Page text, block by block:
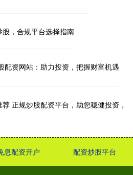
，合规平台选择指南
配资网站：助力投资，把握财富机遇
正规炒股配资平台，助您稳健投资，
息配资开户 配资炒股平台